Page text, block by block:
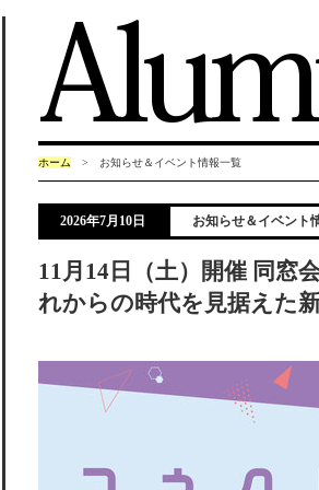
ホーム > お知らせ＆イベント情報一覧
2026年7月10日 お知らせ＆イベント
11月14日（土）開催 同窓
れからの時代を見据えた